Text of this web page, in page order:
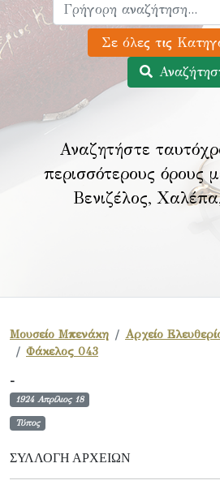
Αναζητήστε
περισσότερους
Βενιζέλος,
Μουσείο Μπενάκη
Αρχείο
Φάκελος 043
-
1924 Απρίλιος 18
Τύπος
ΣΥΛΛΟΓΉ ΑΡΧΕΊΩΝ